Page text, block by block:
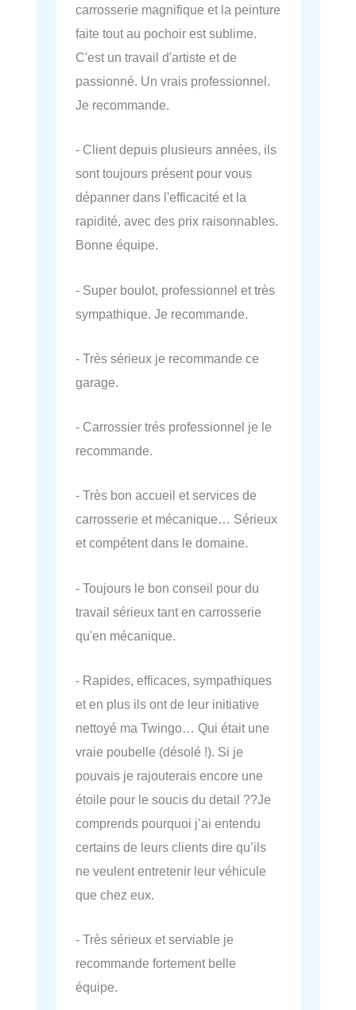
carrosserie magnifique et la peinture
faite tout au pochoir est sublime.
C'est un travail d'artiste et de
passionné. Un vrais professionnel.
Je recommande.
- Client depuis plusieurs années, ils
sont toujours présent pour vous
dépanner dans l'efficacité et la
rapidité, avec des prix raisonnables.
Bonne équipe.
- Super boulot, professionnel et très
sympathique. Je recommande.
- Très sérieux je recommande ce
garage.
- Carrossier trés professionnel je le
recommande.
- Très bon accueil et services de
carrosserie et mécanique… Sérieux
et compétent dans le domaine.
- Toujours le bon conseil pour du
travail sérieux tant en carrosserie
qu'en mécanique.
- Rapides, efficaces, sympathiques
et en plus ils ont de leur initiative
nettoyé ma Twingo… Qui était une
vraie poubelle (désolé !). Si je
pouvais je rajouterais encore une
étoile pour le soucis du detail ??Je
comprends pourquoi j’ai entendu
certains de leurs clients dire qu’ils
ne veulent entretenir leur véhicule
que chez eux.
- Très sérieux et serviable je
recommande fortement belle
équipe.